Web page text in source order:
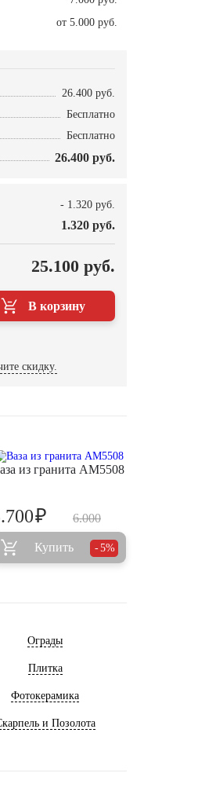
от 5.000 руб.
26.400 руб.
Бесплатно
Бесплатно
26.400 руб.
- 1.320 руб.
1.320 руб.
25.100 руб.
В корзину
скидку.
из гранита AM5508
6.000
₽
Купить 5%
Ограды
Плитка
Фотокерамика
и Позолота